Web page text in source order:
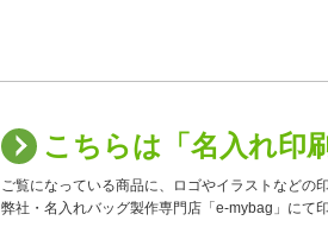
こちらは「名入れ印
ご覧になっている商品に、ロゴやイラストなどの
弊社・名入れバッグ製作専門店「e-mybag」にて